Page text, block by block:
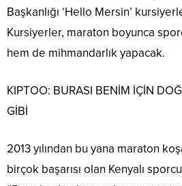
Başkanlığı ‘Hello Mersin’
Kursiyerler, maraton boyunca
hem de mihmandarlık yapacak.
KIPTOO: BURASI BENİM İÇİN
GİBİ
2013 yılından bu yana maraton
birçok başarısı olan Kenyalı